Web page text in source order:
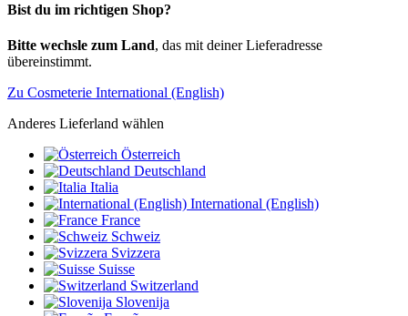
Bist du im richtigen Shop?
Bitte wechsle zum Land, das mit deiner Lieferadresse
übereinstimmt.
Zu Cosmeterie International (English)
Anderes Lieferland wählen
Österreich
Deutschland
Italia
International (English)
France
Schweiz
Svizzera
Suisse
Switzerland
Slovenija